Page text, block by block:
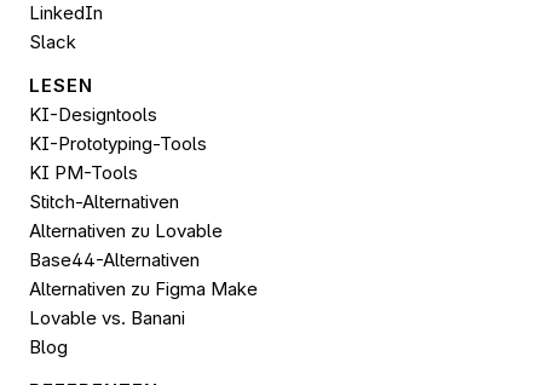
LinkedIn
Slack
LESEN
KI-Designtools
KI-Prototyping-Tools
KI PM-Tools
Stitch-Alternativen
Alternativen zu Lovable
Base44-Alternativen
Alternativen zu Figma Make
Lovable vs. Banani
Blog